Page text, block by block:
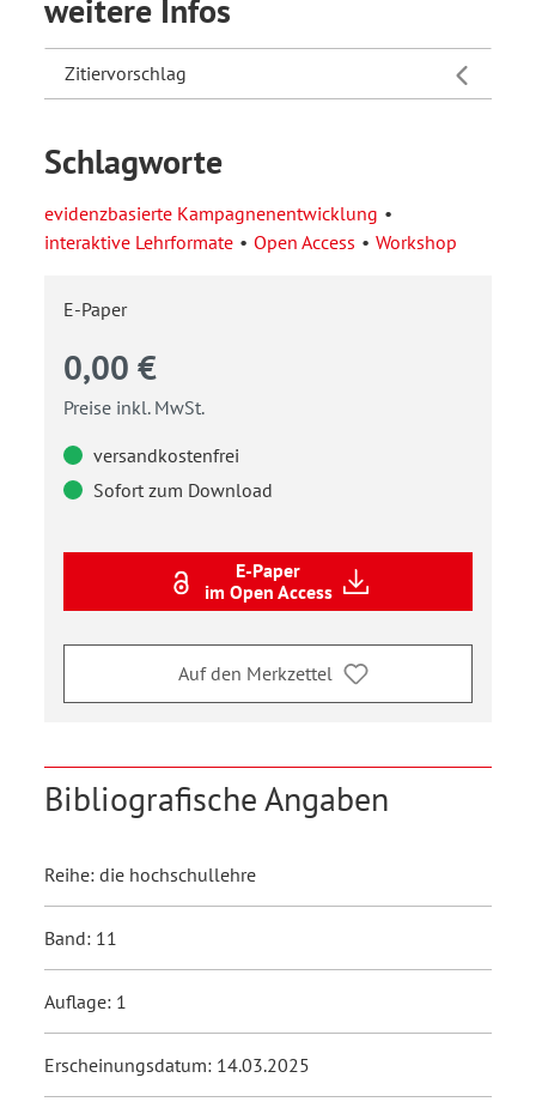
weitere Infos
Zitiervorschlag
Schlagworte
evidenzbasierte Kampagnenentwicklung
interaktive Lehrformate
Open Access Workshop
E-Paper
0,00 €
Preise inkl. MwSt.
versandkostenfrei
Sofort zum Download
E-Paper
im Open Access
Auf den Merkzettel
Bibliografische Angaben
Reihe: die hochschullehre
Band: 11
Auflage: 1
Erscheinungsdatum: 14.03.2025